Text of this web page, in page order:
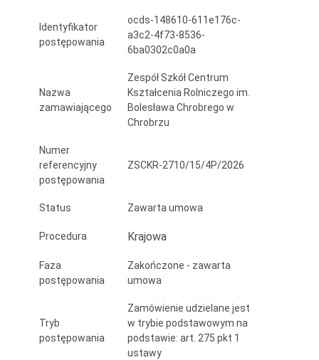
kat.
dla
uczniów
słuchaczy
KKZ
Chrobrzu
Identyfikator
postępowania
ocds-148610-611e176c-
a3c2-4f73-8536-
6ba0302c0a0a
Nazwa
zamawiającego
Zespół Szkół Centrum
Kształcenia Rolniczego im.
Bolesława Chrobrego w
Chrobrzu
Numer
referencyjny
postępowania
ZSCKR-2710/15/4P/2026
Status Zawarta umowa
Procedura Krajowa
Faza
postępowania
Zakończone - zawarta
umowa
Tryb
postępowania
Zamówienie udzielane jest
w trybie podstawowym na
podstawie: art. 275 pkt 1
ustawy